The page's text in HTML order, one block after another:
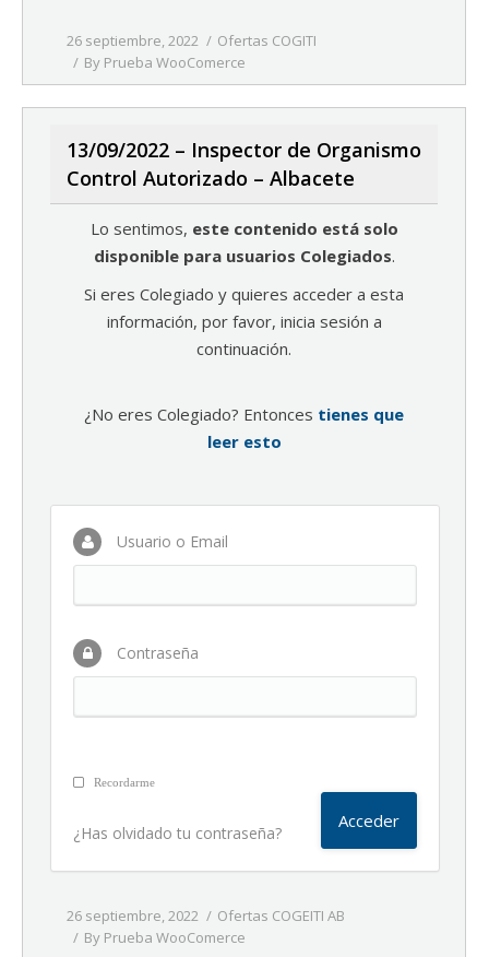
26 septiembre, 2022
Ofertas COGITI
By Prueba WooComerce
13/09/2022 – Inspector de Organismo
Control Autorizado – Albacete
Lo sentimos, este contenido está solo
disponible para usuarios Colegiados.
Si eres Colegiado y quieres acceder a esta
información, por favor, inicia sesión a
continuación.
¿No eres Colegiado? Entonces tienes que
leer esto
Usuario o Email
Contraseña
Recordarme
¿Has olvidado tu contraseña?
26 septiembre, 2022
Ofertas COGEITI AB
By Prueba WooComerce